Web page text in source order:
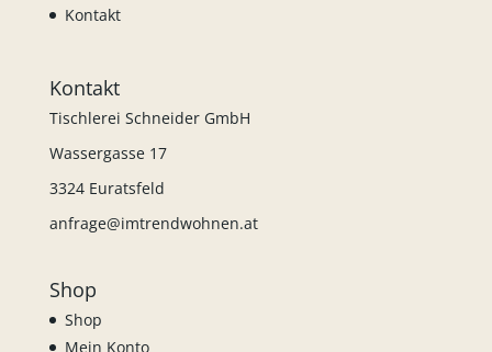
Kontakt
Kontakt
Tischlerei Schneider GmbH
Wassergasse 17
3324 Euratsfeld
anfrage@imtrendwohnen.at
Shop
Shop
Mein Konto